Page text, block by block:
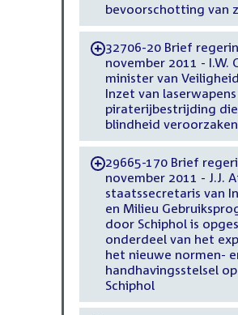
bevoorschotting van
-32706-20 Brief
november 2011 - I.W.
minister van
Inzet van
piraterijbestrijding
blindheid veroorzaken
-29665-170 Brief
november 2011 - J.J.
staatssecretaris van
en Milieu
door Schiphol is
onderdeel van het
het nieuwe normen-
handhavingsstelsel
Schiphol